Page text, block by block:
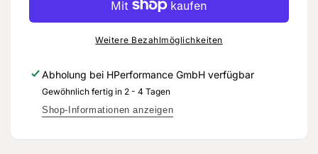
129
597
Original
Ersatzteil
für
07K
129
-
Original
Ersatzteil
Weitere Bezahlmöglichkeiten
Abholung bei HPerformance GmbH verfügbar
Gewöhnlich fertig in 2 - 4 Tagen
Shop-Informationen anzeigen